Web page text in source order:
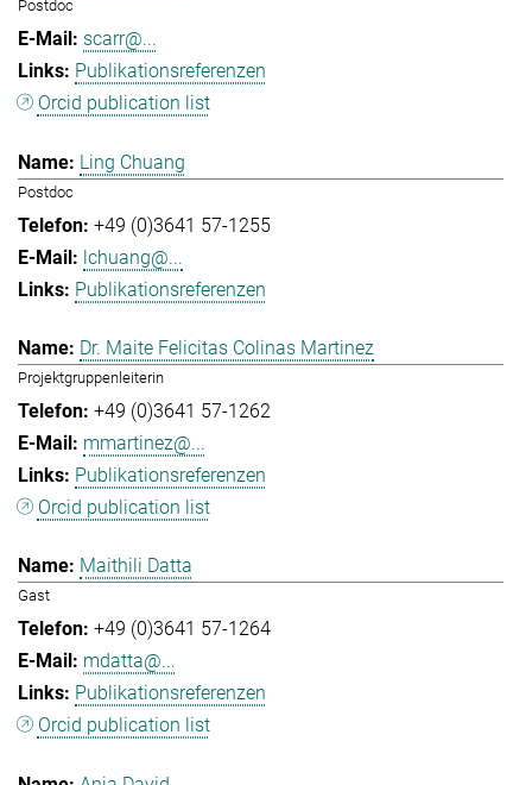
Postdoc
scarr@...
Publikationsreferenzen
Orcid publication list
Ling Chuang
Postdoc
+49 (0)3641 57-1255
lchuang@...
Publikationsreferenzen
Dr. Maite Felicitas Colinas Martinez
Projektgruppenleiterin
+49 (0)3641 57-1262
mmartinez@...
Publikationsreferenzen
Orcid publication list
Maithili Datta
Gast
+49 (0)3641 57-1264
mdatta@...
Publikationsreferenzen
Orcid publication list